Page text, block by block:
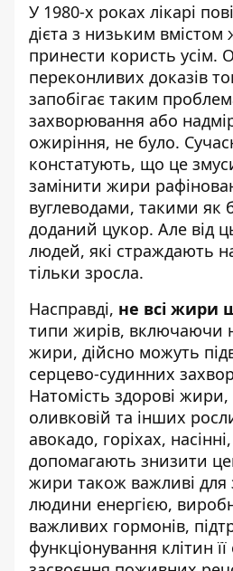
У 1980-х роках лікарі
дієта з низьким
принести користь усім.
переконливих доказів
запобігає таким
захворювання або
ожиріння, не було.
констатують, що це
замінити жири
вуглеводами, такими як
доданий цукор. Але від
людей, які страждають
тільки зросла.
Насправді, не всі жири
типи жирів, включаючи
жири, дійсно можуть
серцево-судинних
Натомість здорові
оливковій та інших
авокадо, горіхах,
допомагають знизити
жири також важливі для
людини енергією,
важливих гормонів,
функціонування клітин